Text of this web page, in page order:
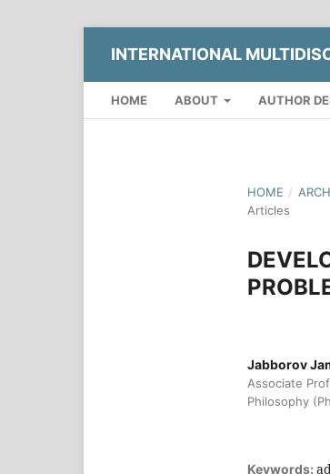
INTERNATIONAL
HOME ABOUT AUTHOR
HOME /
Articles
Jabborov
Associate
Philosophy
Keywords: